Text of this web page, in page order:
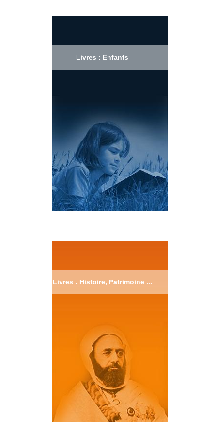
Livres : Enfants
Livres : Histoire, Patrimoine ...